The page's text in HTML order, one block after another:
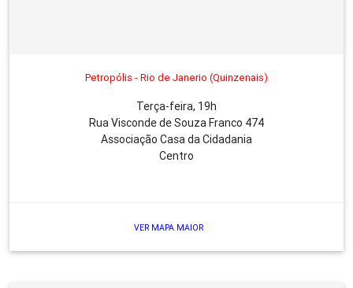
Petropólis - Rio de Janerio (Quinzenais)
Terça-feira, 19h
Rua Visconde de Souza Franco 474
Associação Casa da Cidadania
Centro
VER MAPA MAIOR